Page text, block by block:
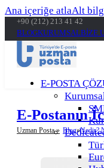
Ana içeriğe atlaAlt
+90 (212) 213 41 42
BLOGKURUMSALBİZE
E-POSTA
E-Postanın
Uzman Posta » Blog Nedir?